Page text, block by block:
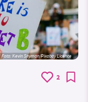
Foto:Kevin Snyman/Pixabay Licence
2